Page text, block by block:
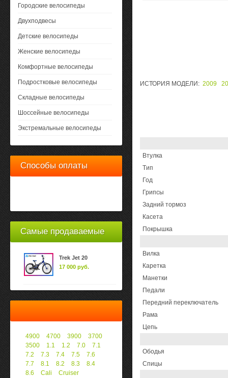
Городские велосипеды
Двухподвесы
Детские велосипеды
Женские велосипеды
Комфортные велосипеды
Подростковые велосипеды
Складные велосипеды
Шоссейные велосипеды
Экстремальные велосипеды
Способы оплаты
Самые продаваемые
Trek Jet 20
17 000 руб.
4900 4700 3900
3700
3500
1.1 1.2 7.0
7.1
7.2
7.3 7.4 7.5
7.6
7.7
8.1 8.2 8.3
8.4
8.6
Cali
Cruiser
ИСТОРИЯ МОДЕЛИ: 2009
Bтулка
Tип
Год
Грипсы
Задний тормоз
Касета
Покрышка
Вилка
Каретка
Манетки
Педали
Передний переключатель
Рама
Цепь
Ободья
Спицы